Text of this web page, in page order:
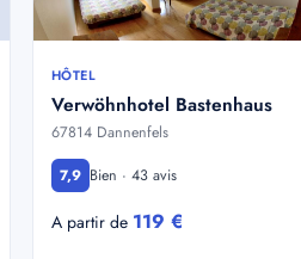
HÔTEL
Verwöhnhotel Bastenhaus
67814 Dannenfels
7,9 Bien · 43 avis
A partir de 119 €